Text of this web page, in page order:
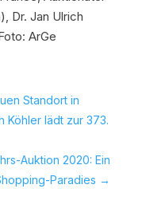
Dr. Jan Ulrich
ArGe
Standort in
Köhler lädt zur 373.
Auktion 2020: Ein
Paradies →